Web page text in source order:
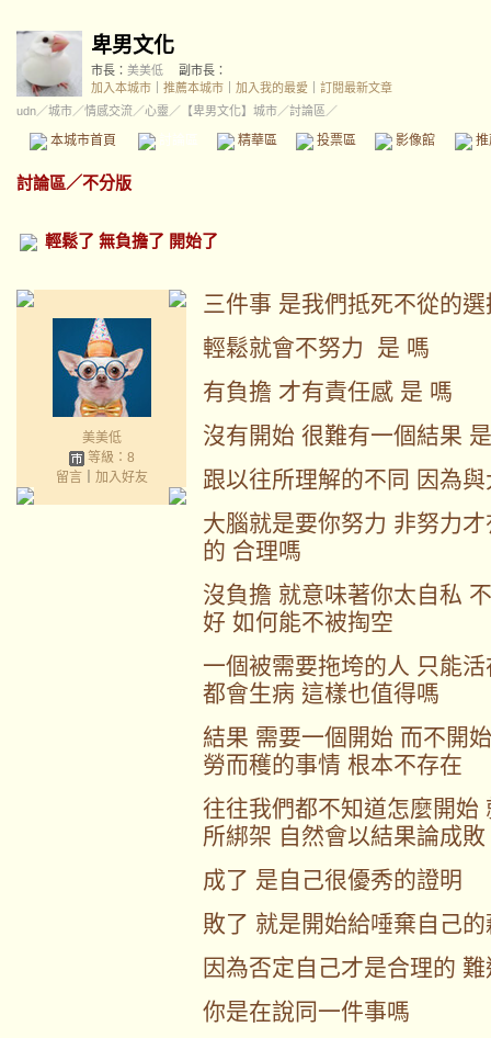
卑男文化
市長： 美美低
副市長：
加入本城市
推薦本城市 加入我的最愛
訂閱最新文章
udn／城市／情感交流／心靈 ／ 【卑男文化】城市／討論區／
本城市首頁 精華區 投票區 影像館
討論區／不分版
輕鬆了 無負擔了 開始了
美美低
等級：8
留言｜ 加入好友
三件事 是我們抵死不從的選
輕鬆就會不努力 是 嗎
有負擔 才有責任感 是 嗎
沒有開始 很難有一個結果
跟以往所理解的不同 因為
大腦就是要你努力 非努力
的 合理嗎
沒負擔 就意味著你太自私
好 如何能不被掏空
一個被需要拖垮的人 只能
都會生病 這樣也值得嗎
結果 需要一個開始 而不開
勞而穫的事情 根本不存在
往往我們都不知道怎麼開始
所綁架 自然會以結果論成敗
成了 是自己很優秀的證明
敗了 就是開始給唾棄自己的
因為否定自己才是合理的
你是在說同一件事嗎